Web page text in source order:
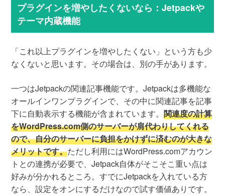
プラグインを増やしたくないなら：Jetpackや
テーマ内蔵機能
「これ以上プラグインを増やしたくない」という方も少
なくないと思います。その場合は、別の手があります。
一つはJetpackの関連記事機能です。Jetpackは多機能な
オールインワンプラグインで、その中に関連記事を記事
下に自動表示する機能が含まれています。関連度の計算
をWordPress.com側のサーバーが肩代わりしてくれる
ので、自分のサーバーに負担をかけずに済むのが大きな
メリットです。ただし利用にはWordPress.comアカウン
トとの連携が必要で、Jetpack自体がそこそこ重い点は
好みが分かれるところ。すでにJetpackを入れている方
なら、設定をオンにするだけなので試す価値ありです。